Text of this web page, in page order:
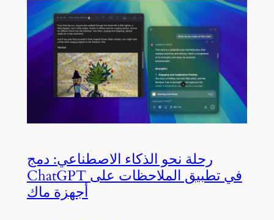
رحلة نحو الذكاء الاصطناعي: دمج
ChatGPT في تطبيق الملاحظات على
أجهزة ماك